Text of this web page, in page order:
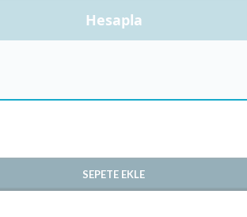
Hesapla
SEPETE EKLE